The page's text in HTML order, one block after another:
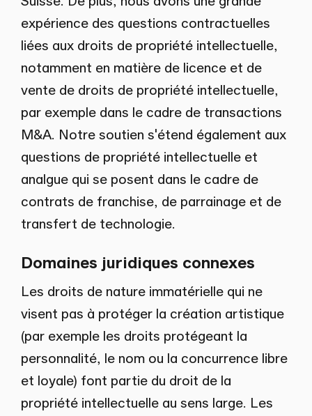
expérience des questions contractuelles
liées aux droits de propriété intellectuelle,
notamment en matière de licence et de
vente de droits de propriété intellectuelle,
par exemple dans le cadre de transactions
M&A. Notre soutien s'étend également aux
questions de propriété intellectuelle et
analgue qui se posent dans le cadre de
contrats de franchise, de parrainage et de
transfert de technologie.
Domaines juridiques connexes
Les droits de nature immatérielle qui ne
visent pas à protéger la création artistique
(par exemple les droits protégeant la
personnalité, le nom ou la concurrence libre
et loyale) font partie du droit de la
propriété intellectuelle au sens large. Les